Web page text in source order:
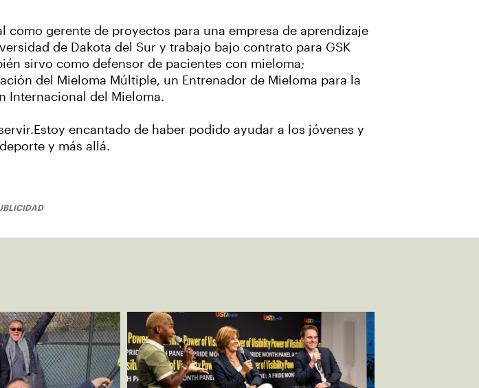
gerente de proyectos para una empresa de aprendizaje
de Dakota del Sur y trabajo bajo contrato para GSK
sirvo como defensor de pacientes con mieloma;
del Mieloma Múltiple, un Entrenador de Mieloma para la
Internacional del Mieloma.
encantado de haber podido ayudar a los jóvenes y
y más allá.